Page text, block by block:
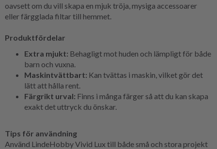
oavsett om du vill skapa en mjuk tröja, mysiga accessoarer
eller färgglada filtar till hemmet.
Produktfördelar
Extra mjukt: Behagligt mot huden och lämpligt för både
barn och vuxna.
Maskintvättbart: Kan tvättas i maskin, vilket gör det
lätt att hålla rent.
Färgrikt urval: Finns i många färger så att du kan skapa
exakt det uttryck du önskar.
Tips för användning
Använd LindeHobby Vivid Lux till både små och stora projekt